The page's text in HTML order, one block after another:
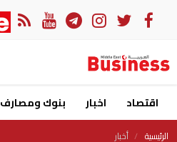
اقتصاد اخبار بنوك ومصارف
الرئيسية أخبار